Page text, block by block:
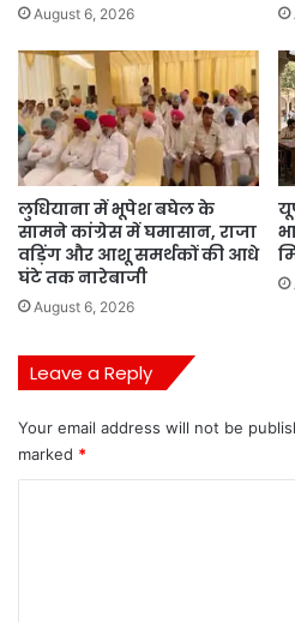
August 6, 2026
लुधियाना में भूपेश बघेल के
सामने कांग्रेस में घमासान, राजा
वड़िंग और आशू समर्थकों की आधे
घंटे तक नारेबाजी
August 6, 2026
Leave a Reply
Your email address will not be
marked *